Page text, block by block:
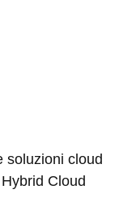
soluzioni cloud
Cloud